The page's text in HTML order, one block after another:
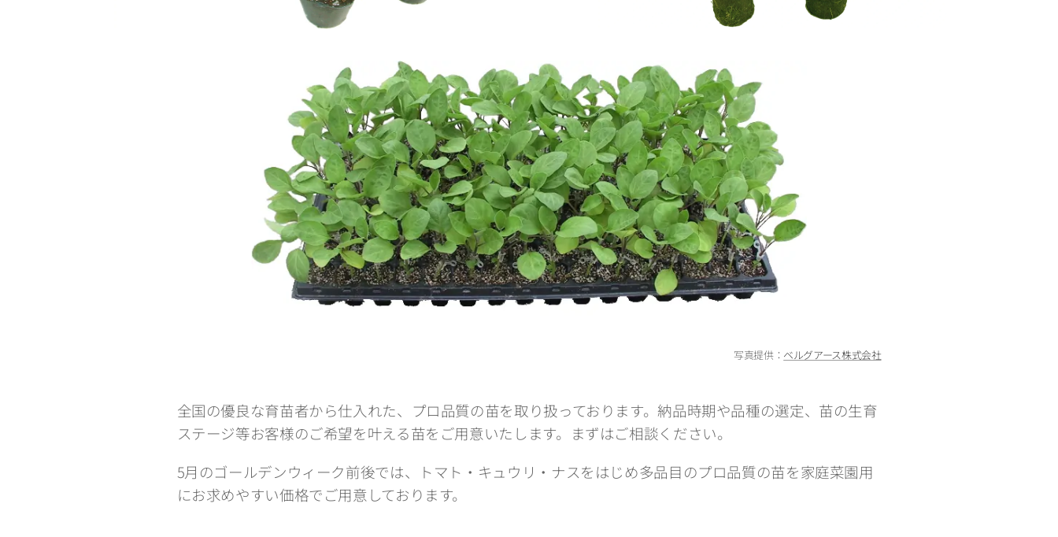
写真提供： ベルグアース株式会社
全国の優良な育苗者から仕入れた、プロ品質の苗を取り扱っております。納品時期や品種の選定、苗の生育
ステージ等お客様のご希望を叶える苗をご用意いたします。まずはご相談ください。
5月のゴールデンウィーク前後では、トマト・キュウリ・ナスをはじめ多品目のプロ品質の苗を家庭菜園用
にお求めやすい価格でご用意しております。